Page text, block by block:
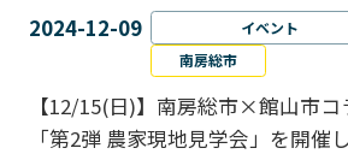
2024-12-09 イベント
南房総市
【12/15(日)】南房総市×館山市
「第2弾 農家現地見学会」を開催